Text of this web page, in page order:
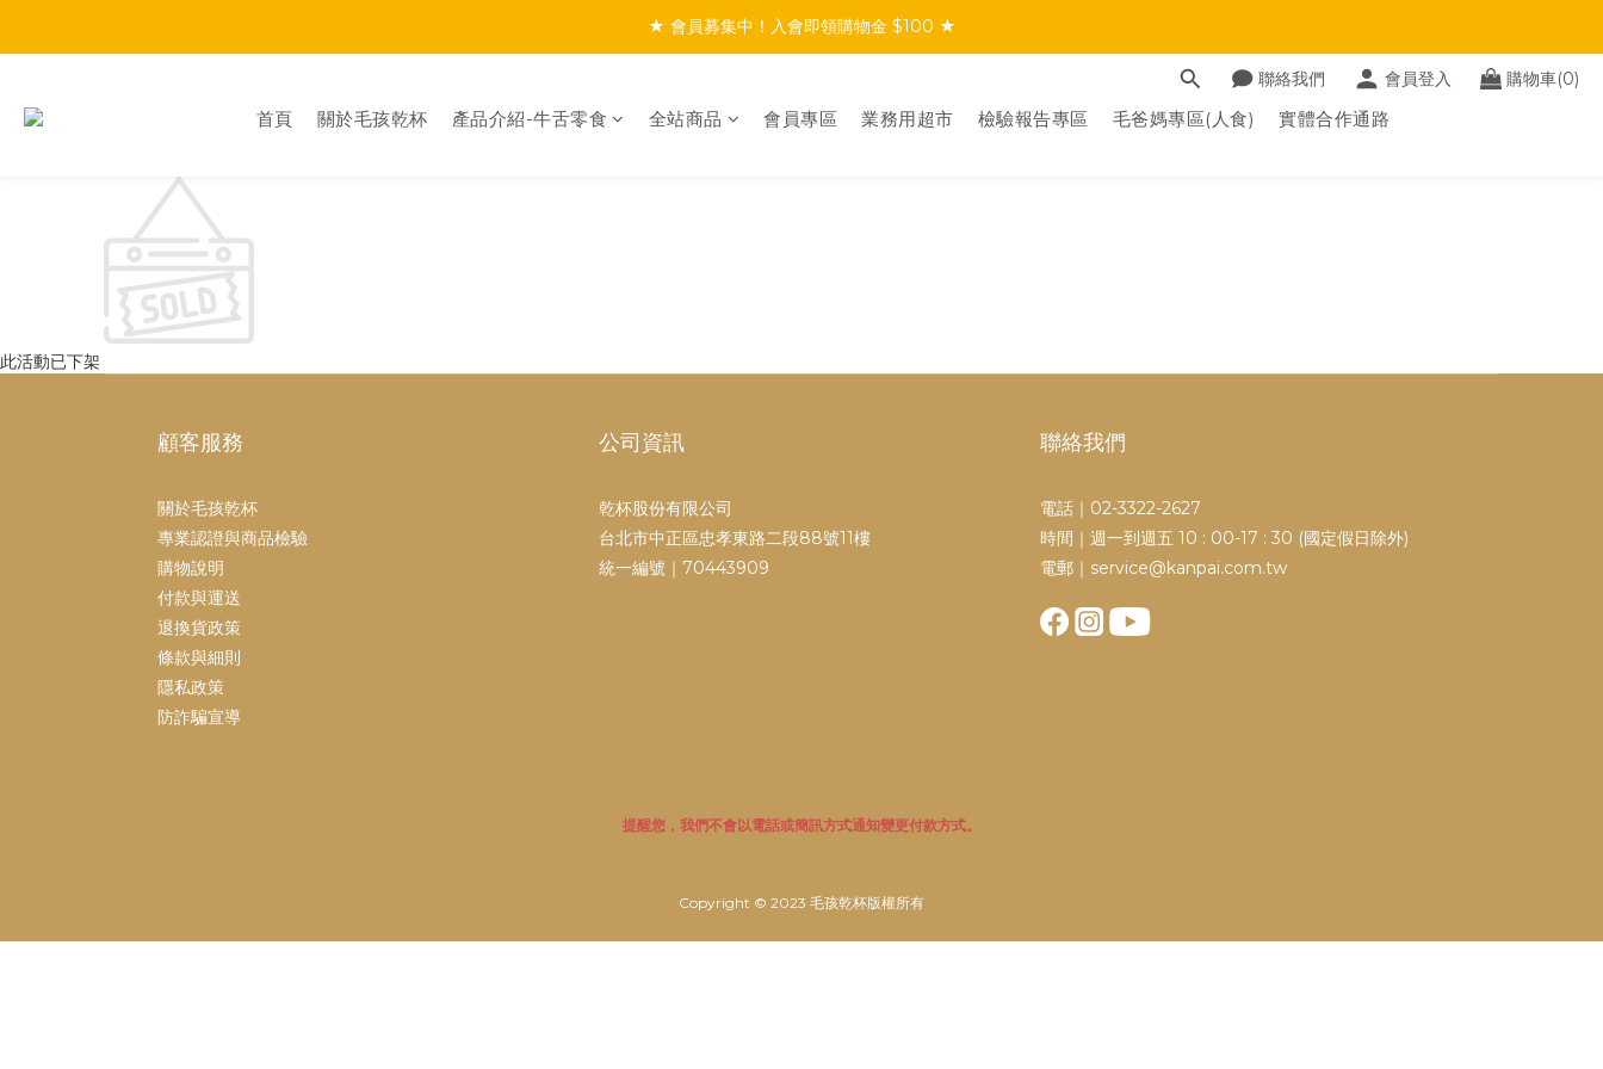
★ 會員募集中！入會即領購物金 $100 ★
★ 會員募集中！入會即領購物金 $100 ★
★ 會員募集中！入會即領購物金 $100 ★
聯絡我們 會員登入 購物車(0)
首頁 關於毛孩乾杯 產品介紹-牛舌零食 全站商品 會員專區 業務用超市 檢驗報告專區 毛爸媽專區(人食) 實體合作通路
此活動已下架
顧客服務
關於毛孩乾杯
專業認證與商品檢驗
購物說明
付款與運送
退換貨政策
條款與細則
隱私政策
防詐騙宣導
公司資訊
乾杯股份有限公司
台北市中正區忠孝東路二段88號11樓
統一編號｜70443909
聯絡我們
電話｜02-3322-2627
時間｜週一到週五 10 : 00-17 : 30 (國定假日除外)
電郵｜service@kanpai.com.tw
提醒您，我們不會以電話或簡訊方式通知變更付款方式。
Copyright © 2023 毛孩乾杯版權所有